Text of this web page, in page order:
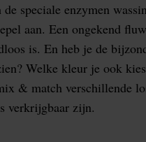
de speciale enzymen
aan. Een ongekend
is. En heb je de
Welke kleur je ook
& match verschillende
verkrijgbaar zijn.